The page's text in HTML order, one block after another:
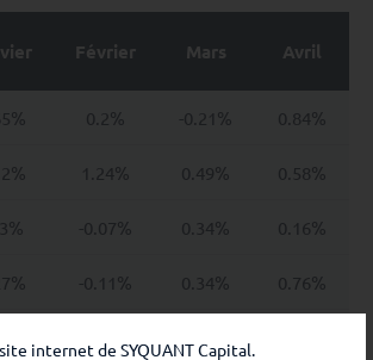
Février Mars Avril
0.2% -0.21% 0.84%
1.24% 0.49% 0.58%
-0.07% 0.34% 0.16%
-0.11% 0.34% 0.76%
internet de SYQUANT Capital.